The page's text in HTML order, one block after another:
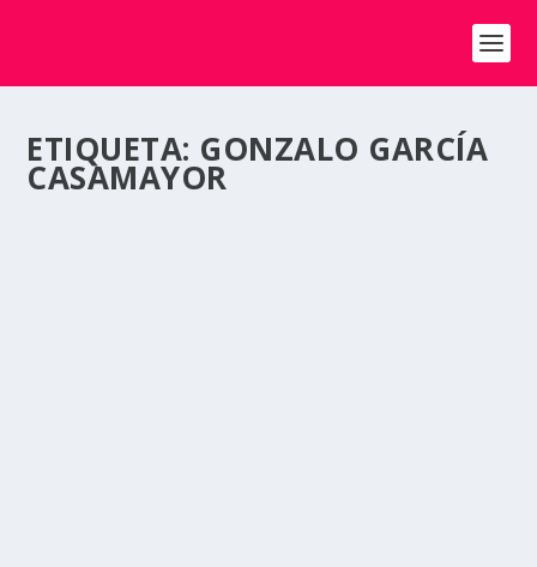
ETIQUETA: GONZALO GARCÍA
CASAMAYOR